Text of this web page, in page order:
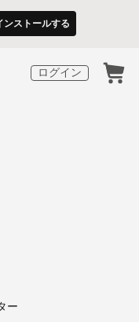
ンストールする
ログイン
ー